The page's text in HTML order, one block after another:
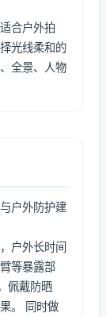
合户外拍
光线柔和的
全景、人物
户外防护建
户外长时间
等暴露部
佩戴防晒
。 同时做